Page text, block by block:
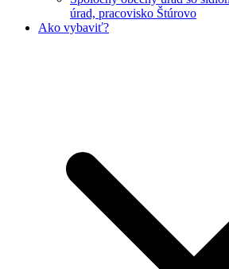
úrad, pracovisko Štúrovo
Ako vybaviť?